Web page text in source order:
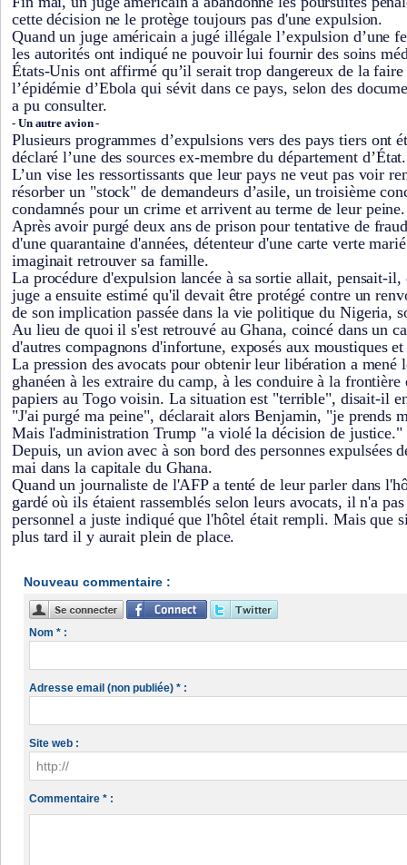
cette décision ne le protège toujours pas d'une expulsion.
Quand un juge américain a jugé illégale l’expulsion d’une
les autorités ont indiqué ne pouvoir lui fournir des soins
États-Unis ont affirmé qu’il serait trop dangereux de la
l’épidémie d’Ebola qui sévit dans ce pays, selon des
a pu consulter.
- Un autre avion -
Plusieurs programmes d’expulsions vers des pays tiers ont
déclaré l’une des sources ex-membre du département d’État.
L’un vise les ressortissants que leur pays ne veut pas voir
résorber un "stock" de demandeurs d’asile, un troisième
condamnés pour un crime et arrivent au terme de leur peine.
Après avoir purgé deux ans de prison pour tentative de
d'une quarantaine d'années, détenteur d'une carte verte
imaginait retrouver sa famille.
La procédure d'expulsion lancée à sa sortie allait, pensait-il,
juge a ensuite estimé qu'il devait être protégé contre un
de son implication passée dans la vie politique du Nigeria,
Au lieu de quoi il s'est retrouvé au Ghana, coincé dans un
d'autres compagnons d'infortune, exposés aux moustiques
La pression des avocats pour obtenir leur libération a mené
ghanéen à les extraire du camp, à les conduire à la frontière
papiers au Togo voisin. La situation est "terrible", disait-il
"J'ai purgé ma peine", déclarait alors Benjamin, "je prends
Mais l'administration Trump "a violé la décision de justice."
Depuis, un avion avec à son bord des personnes expulsées
mai dans la capitale du Ghana.
Quand un journaliste de l'AFP a tenté de leur parler dans
gardé où ils étaient rassemblés selon leurs avocats, il n'a
personnel a juste indiqué que l'hôtel était rempli. Mais que
plus tard il y aurait plein de place.
Nouveau commentaire :
Nom * :
Adresse email (non publiée) * :
Site web :
Commentaire * :